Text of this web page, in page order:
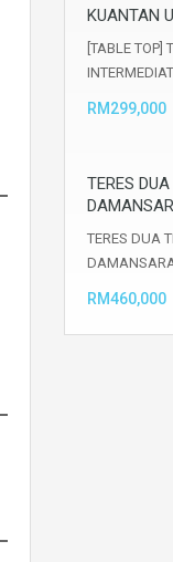
KUANTAN
[TABLE TOP]
RM299,000
TERES
TERES DUA
RM460,000